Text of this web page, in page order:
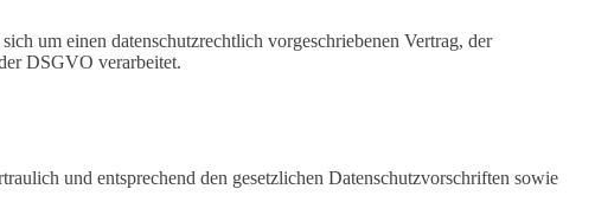
um einen datenschutzrechtlich vorgeschriebenen Vertrag, der
DSGVO verarbeitet.
und entsprechend den gesetzlichen Datenschutzvorschriften sowie